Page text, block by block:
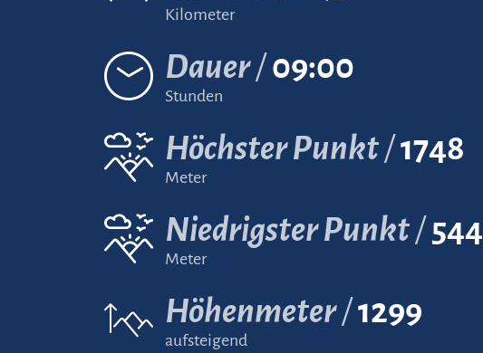
Kilometer
Dauer 09:00
Stunden
Höchster Punkt 1748
Meter
Niedrigster Punkt 544
Meter
Höhenmeter 1299
aufsteigend